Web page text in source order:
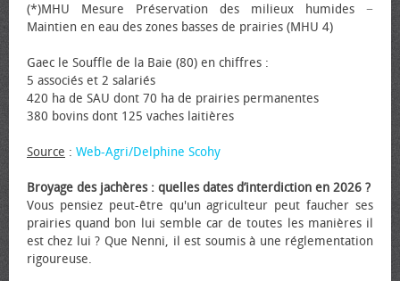
(*)MHU Mesure Préservation des milieux humides −
Maintien en eau des zones basses de prairies (MHU 4)
Gaec le Souffle de la Baie (80) en chiffres :
5 associés et 2 salariés
420 ha de SAU dont 70 ha de prairies permanentes
380 bovins dont 125 vaches laitières
Source : Web-Agri/Delphine Scohy
Broyage des jachères : quelles dates d’interdiction en 2026 ?
Vous pensiez peut-être qu'un agriculteur peut faucher ses
prairies quand bon lui semble car de toutes les manières il
est chez lui ? Que Nenni, il est soumis à une réglementation
rigoureuse.